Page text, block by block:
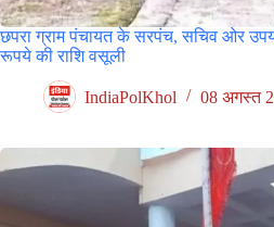
छपरा ग्राम पंचायत के सरपंच, सचिव ओर
रूपये की राशि वसूली
IndiaPolKhol 08 अगस्त